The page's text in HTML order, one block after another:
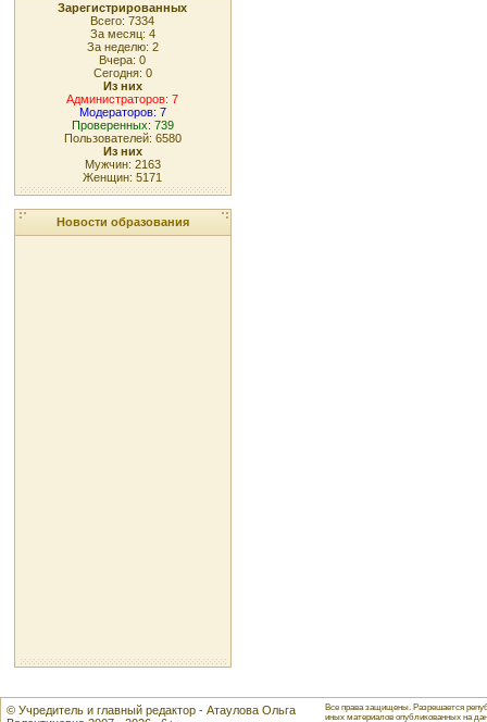
Зарегистрированных
Всего: 7334
За месяц: 4
За неделю: 2
Вчера: 0
Сегодня: 0
Из них
Администраторов: 7
Модераторов: 7
Проверенных: 739
Пользователей: 6580
Из них
Мужчин: 2163
Женщин: 5171
Новости образования
© Учредитель и главный редактор - Атаулова Ольга
Все права защищены. Разрешается
иных материалов опубликованных на